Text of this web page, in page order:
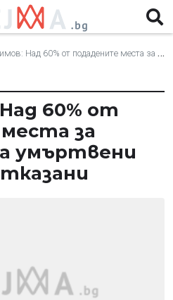
60% от подадените места за загробване на умъртвени прасета са отказани
60% от
за
умъртвени